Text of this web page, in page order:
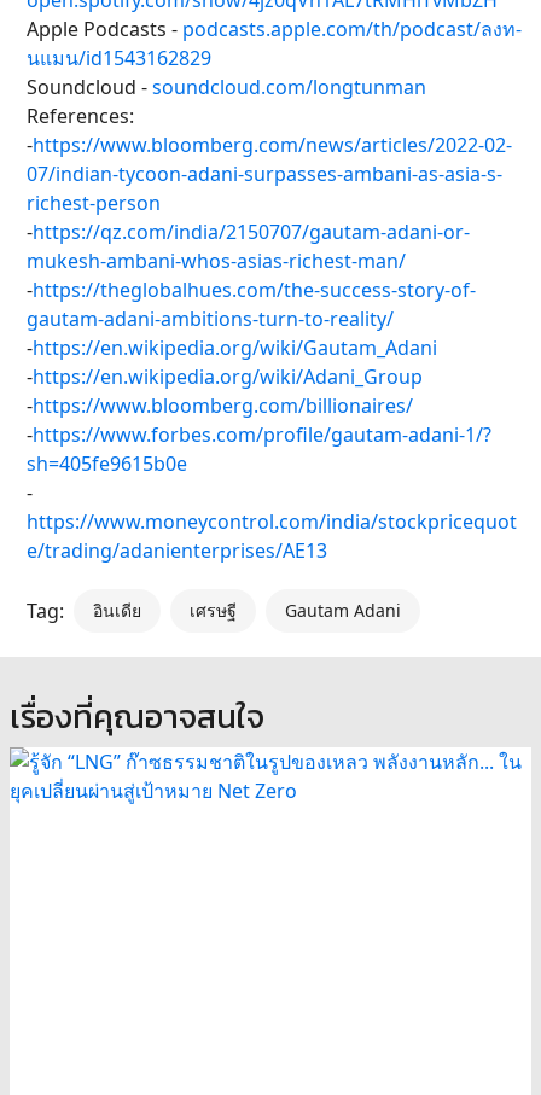
Apple Podcasts - podcasts.apple.com/th/podcast/ลงท-
นแมน/id1543162829
Soundcloud -soundcloud.com/longtunman
References:
-https://www.bloomberg.com/news/articles/2022-02-
07/indian-tycoon-adani-surpasses-ambani-as-asia-s-
richest-person
-https://qz.com/india/2150707/gautam-adani-or-
mukesh-ambani-whos-asias-richest-man/
-https://theglobalhues.com/the-success-story-of-
gautam-adani-ambitions-turn-to-reality/
-https://en.wikipedia.org/wiki/Gautam_Adani
-https://en.wikipedia.org/wiki/Adani_Group
-https://www.bloomberg.com/billionaires/
-https://www.forbes.com/profile/gautam-adani-1/?
sh=405fe9615b0e
-
https://www.moneycontrol.com/india/stockpricequot
e/trading/adanienterprises/AE13
Tag: อินเดีย เศรษฐี Gautam Adani
เรื่องที่คุณอาจสนใจ